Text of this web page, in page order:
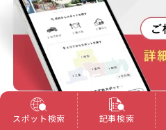
スポット検索 記事検索